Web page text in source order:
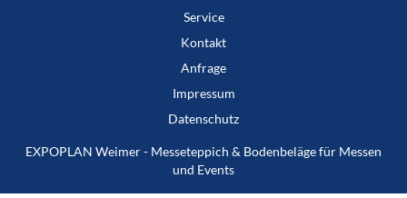
Service
Kontakt
Anfrage
Impressum
Datenschutz
EXPOPLAN Weimer - Messeteppich & Bodenbeläge für Messen
und Events